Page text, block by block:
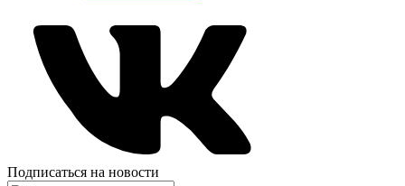
Подписаться на новости